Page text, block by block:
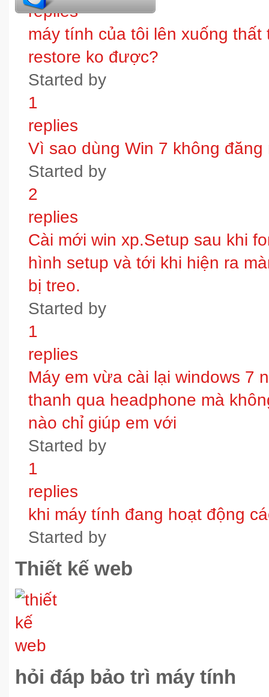
replies
máy tính của tôi lên xuống
restore ko được?
Started by
1
replies
Vì sao dùng Win 7 không
Started by
2
replies
Cài mới win xp.Setup sau khi
hình setup và tới khi hiện ra
bị treo.
Started by
1
replies
Máy em vừa cài lại windows 7
thanh qua headphone mà
nào chỉ giúp em với
Started by
1
replies
khi máy tính đang hoạt động
Started by
Thiết kế web
hỏi đáp bảo trì máy tính